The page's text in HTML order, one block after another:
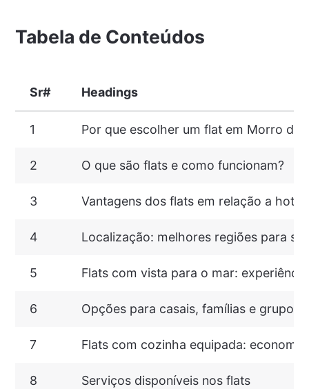
Tabela de Conteúdos
Sr# Headings
1 Por que escolher um flat em Morro de
2 O que são flats e como funcionam?
3 Vantagens dos flats em relação a
4 Localização: melhores regiões para se
5 Flats com vista para o mar:
6 Opções para casais, famílias e grupos
7 Flats com cozinha equipada:
8 Serviços disponíveis nos flats